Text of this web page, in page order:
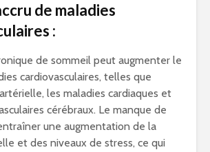
de maladies
:
de sommeil peut augmenter le
cardiovasculaires, telles que
les maladies cardiaques et
cérébraux. Le manque de
une augmentation de la
et des niveaux de stress, ce qui